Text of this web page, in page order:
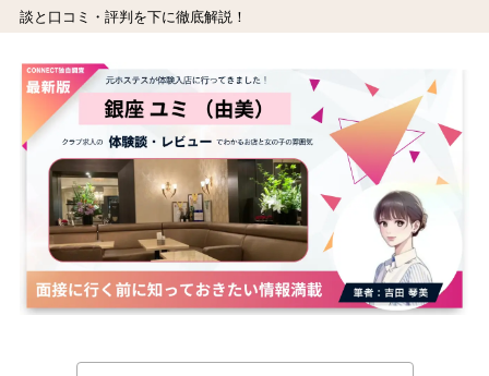
談と口コミ・評判を下に徹底解説！